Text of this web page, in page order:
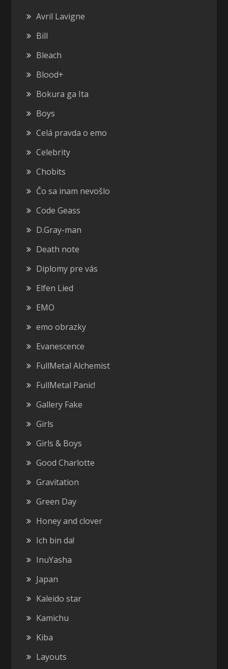
Avril Lavigne
Bill
Bleach
Blood+
Bokura ga Ita
Boys
Celá pravda o emo
Celebrity
Chobits
Čo sa inam nevošlo
Code Geass
D.Gray-man
Death note
Diplomy pre vás
Elfen Lied
EMO
emo obrazky
Evanescence
FullMetal Alchemist
FullMetal Panic!
Gallery Fake
Girls
Girls & Boys
Good Charlotte
Gravitation
Green Day
Honey and clover
Ich bin da!
InuYasha
Japan
Kaleido star
Kamichu
Kiba
Layouts